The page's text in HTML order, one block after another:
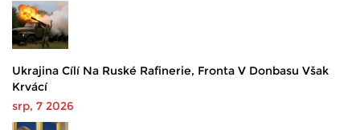
Ukrajina Cílí Na Ruské Rafinerie, Fronta V Donbasu Však
Krvácí
srp, 7 2026